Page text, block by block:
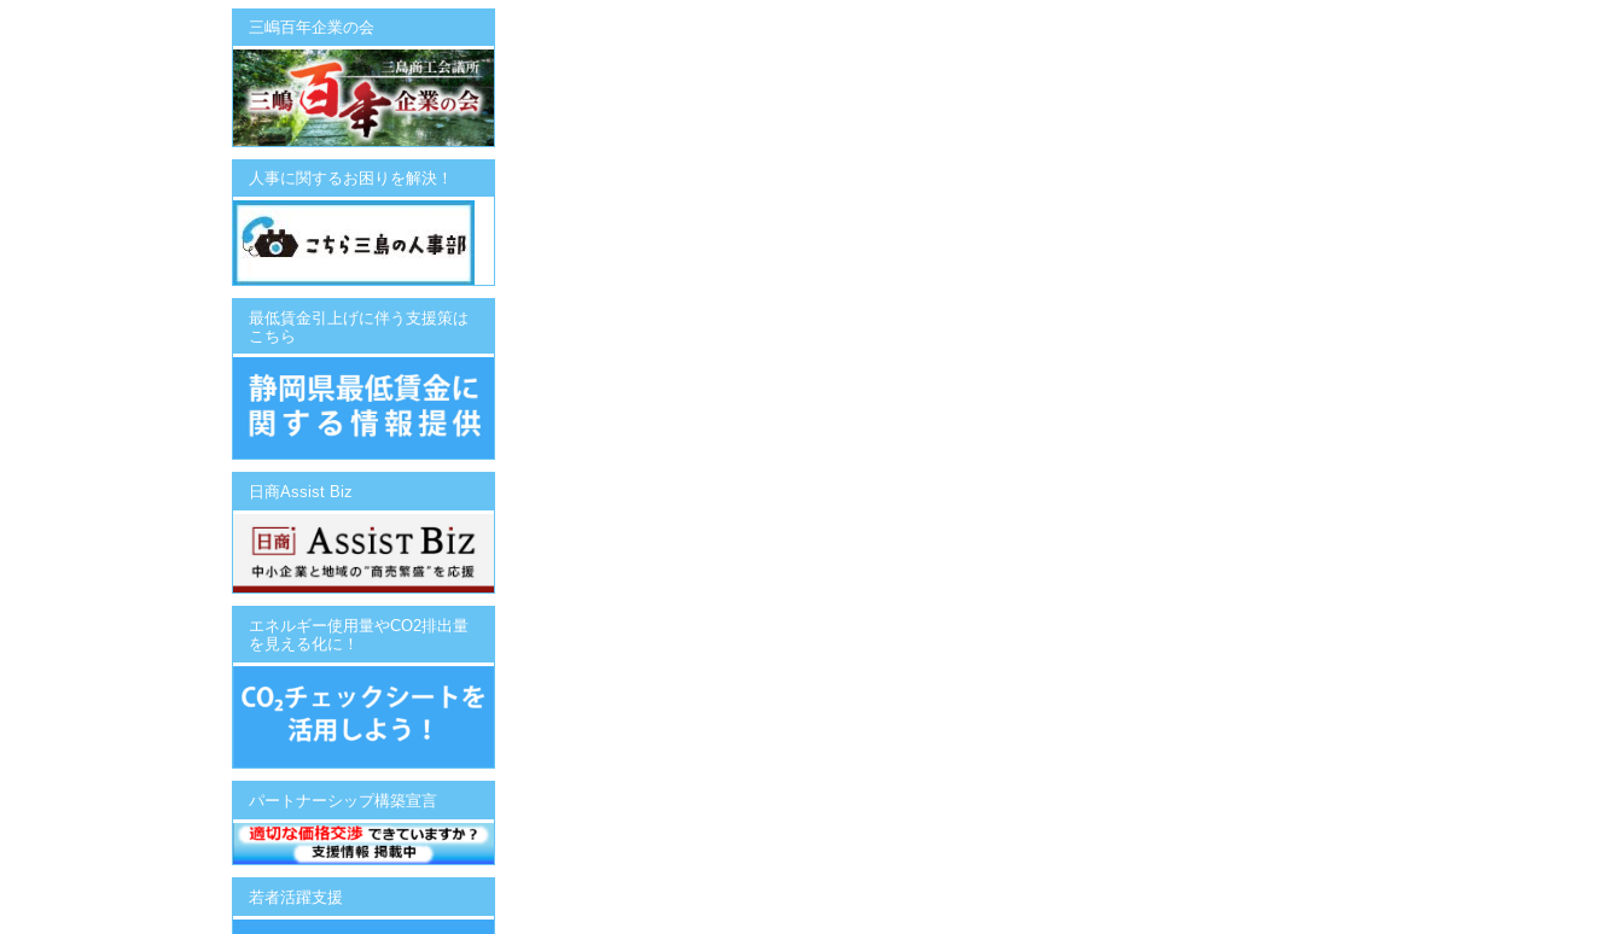
三嶋百年企業の会
人事に関するお困りを解決！
最低賃金引上げに伴う支援策は
こちら
日商Assist Biz
エネルギー使用量やCO2排出量
を見える化に！
パートナーシップ構築宣言
若者活躍支援